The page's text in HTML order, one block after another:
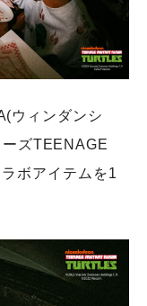
ウィンダンシ
ズTEENAGE
ボアイテムを1